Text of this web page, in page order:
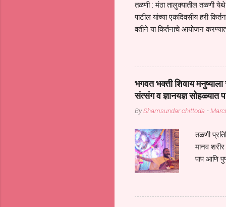
तळणी : मंठा तालुक्यातील तळणी येथे
पाटील यांच्या एकदिवसीय हरी
वतीने या किर्तनाचे आयोजन
जातीच्या परीक्षेचा काळ आहे
महामारीतून जर आपल्याला वाचायचे
सप्रदायच खूप मोठा आधार आहे
गरजा कीती कमी आहेत यांची
आधार असते परतू आज काल तीच
भगवत भक्ती शिवाय मनुष्याला
संत्संग व ज्ञानयज्ञ सोहळ्यात
ByShamsundar chittoda -
तळणी
मानव
पाप आणि
शरिराला
चार कुपा